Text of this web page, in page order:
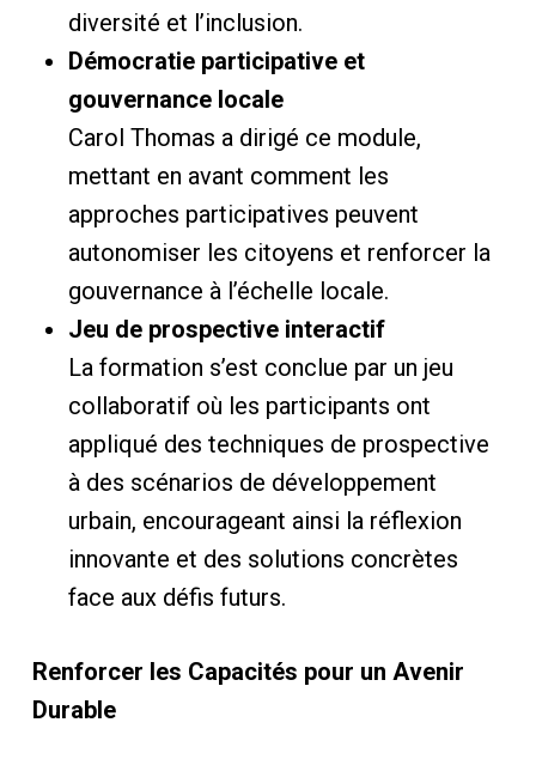
diversité et l’inclusion.
Démocratie participative et
gouvernance locale
Carol Thomas a dirigé ce module,
mettant en avant comment les
approches participatives peuvent
autonomiser les citoyens et renforcer la
gouvernance à l’échelle locale.
Jeu de prospective interactif
La formation s’est conclue par un jeu
collaboratif où les participants ont
appliqué des techniques de prospective
à des scénarios de développement
urbain, encourageant ainsi la réflexion
innovante et des solutions concrètes
face aux défis futurs.
Renforcer les Capacités pour un Avenir
Durable